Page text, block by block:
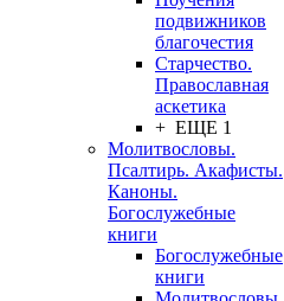
подвижников
благочестия
Старчество.
Православная
аскетика
+ ЕЩЕ 1
Молитвословы.
Псалтирь. Акафисты.
Каноны.
Богослужебные
книги
Богослужебные
книги